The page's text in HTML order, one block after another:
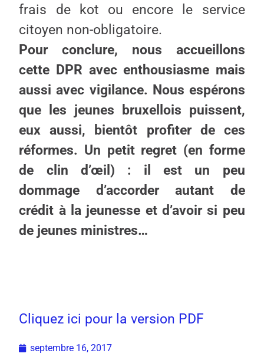
frais de kot ou encore le service
citoyen non-obligatoire.
Pour conclure, nous accueillons
cette DPR avec enthousiasme mais
aussi avec vigilance. Nous espérons
que les jeunes bruxellois puissent,
eux aussi, bientôt profiter de ces
réformes. Un petit regret (en forme
de clin d’œil) : il est un peu
dommage d’accorder autant de
crédit à la jeunesse et d’avoir si peu
de jeunes ministres…
Cliquez ici pour la version PDF
septembre 16, 2017